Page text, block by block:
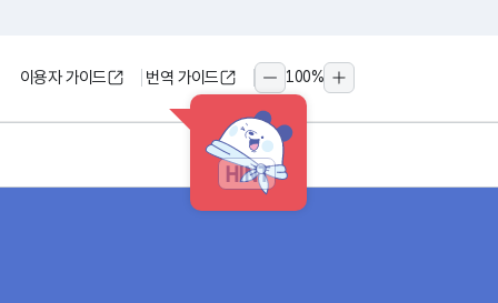
HINT
이용자 가이드 번역 가이드
축소
100%
확대